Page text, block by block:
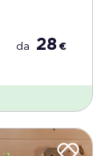
da 28 €